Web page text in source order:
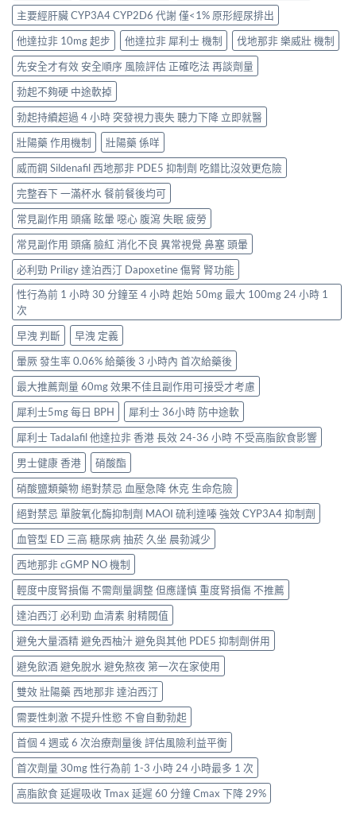
主要經肝臟 CYP3A4 CYP2D6 代謝 僅<1% 原形經尿排出
他達拉非 10mg 起步
他達拉非 犀利士 機制
伐地那非 樂威壯 機制
先安全才有效 安全順序 風險評估 正確吃法 再談劑量
勃起不夠硬 中途軟掉
勃起持續超過 4 小時 突發視力喪失 聽力下降 立即就醫
壯陽藥 作用機制
壯陽藥 係咩
威而鋼 Sildenafil 西地那非 PDE5 抑制劑 吃錯比沒效更危險
完整吞下 一滿杯水 餐前餐後均可
常見副作用 頭痛 眩暈 噁心 腹瀉 失眠 疲勞
常見副作用 頭痛 臉紅 消化不良 異常視覺 鼻塞 頭暈
必利勁 Priligy 達泊西汀 Dapoxetine 傷腎 腎功能
性行為前 1 小時 30 分鐘至 4 小時 起始 50mg 最大 100mg 24 小時 1
次
早洩 判斷
早洩 定義
暈厥 發生率 0.06% 給藥後 3 小時內 首次給藥後
最大推薦劑量 60mg 效果不佳且副作用可接受才考慮
犀利士5mg 每日 BPH
犀利士 36小時 防中途軟
犀利士 Tadalafil 他達拉非 香港 長效 24-36 小時 不受高脂飲食影響
男士健康 香港
硝酸酯
硝酸鹽類藥物 絕對禁忌 血壓急降 休克 生命危險
絕對禁忌 單胺氧化酶抑制劑 MAOI 硫利達嗪 強效 CYP3A4 抑制劑
血管型 ED 三高 糖尿病 抽菸 久坐 晨勃減少
西地那非 cGMP NO 機制
輕度中度腎損傷 不需劑量調整 但應謹慎 重度腎損傷 不推薦
達泊西汀 必利勁 血清素 射精閥值
避免大量酒精 避免西柚汁 避免與其他 PDE5 抑制劑併用
避免飲酒 避免脫水 避免熬夜 第一次在家使用
雙效 壯陽藥 西地那非 達泊西汀
需要性刺激 不提升性慾 不會自動勃起
首個 4 週或 6 次治療劑量後 評估風險利益平衡
首次劑量 30mg 性行為前 1-3 小時 24 小時最多 1 次
高脂飲食 延遲吸收 Tmax 延遲 60 分鐘 Cmax 下降 29%